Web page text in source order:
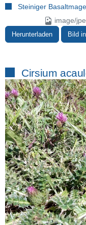
Steiniger
image/
Herunterladen Bild
Cirsium